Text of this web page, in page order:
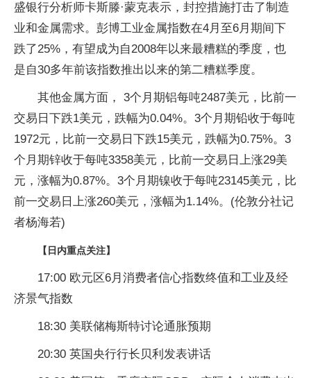
盛银行分析师卡斯滕·蒙克表示，封控措施打击了制造
业和金属需求。彭博工业金属指数在4月至6月期间下
跌了25%，有望成为自2008年以来最糟糕的季度，也
是自30多年前该指数推出以来的第二糟糕季度。
其他金属方面， 3个月期铝每吨2487美元，比前一
交易日下跌1美元，跌幅为0.04%。3个月期铅收于每吨
1972元，比前一交易日下跌15美元，跌幅为0.75%。3
个月期锌收于每吨3358美元，比前一交易日上涨29美
元，涨幅为0.87%。3个月期镍收于每吨23145美元，比
前一交易日上涨260美元，涨幅为1.14%。(伦敦分社记
者杨海若)
【日内重点关注】
17:00 欧元区6月消费者信心指数终值和工业及经
济景气指数
18:30 美联储梅斯特讨论通胀预期
20:30 英国央行行长贝利发表讲话